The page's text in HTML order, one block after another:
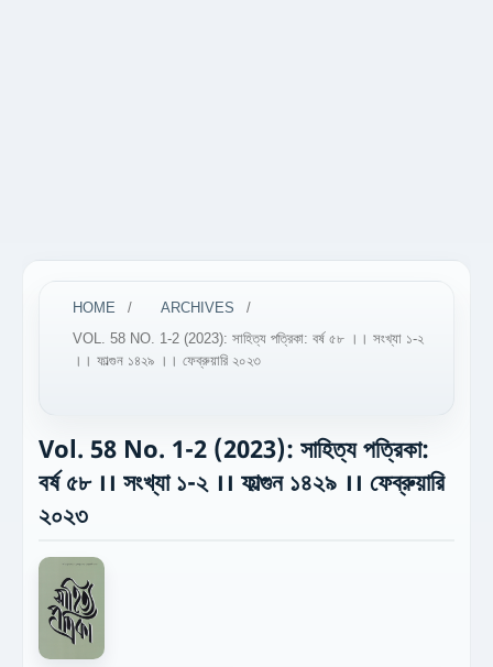
HOME / ARCHIVES
/
VOL. 58 NO. 1-2 (2023): সাহিত্য পত্রিকা: বর্ষ ৫৮ ।। সংখ্যা ১-২
।। ফাল্গুন ১৪২৯ ।। ফেব্রুয়ারি ২০২৩
Vol. 58 No. 1-2 (2023): সাহিত্য পত্রিকা:
বর্ষ ৫৮ ।। সংখ্যা ১-২ ।। ফাল্গুন ১৪২৯ ।। ফেব্রুয়ারি
২০২৩